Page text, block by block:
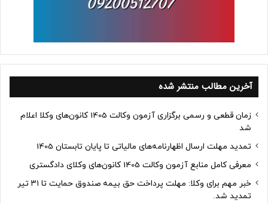
آخرین مطالب منتشر شده
زمان قطعی و رسمی برگزاری آزمون وکالت 1405 کانون‌های وکلا اعلام
شد
تمدید مهلت ارسال اظهارنامه‌های مالیاتی تا پایان تابستان 1405
معرفی کامل منابع آزمون وکالت 1405 کانون‌های وکلای دادگستری
خبر مهم برای وکلا: مهلت پرداخت حق بیمه صندوق حمایت تا ۳۱ تیر
تمدید شد.